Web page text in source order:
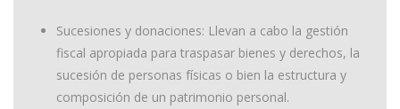
Sucesiones y donaciones: Llevan a cabo la gestión
fiscal apropiada para traspasar bienes y derechos, la
sucesión de personas físicas o bien la estructura y
composición de un patrimonio personal.